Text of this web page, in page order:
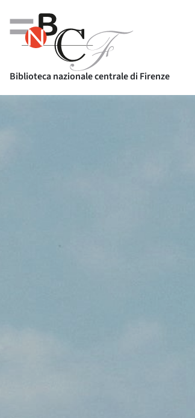
Biblioteca nazionale centrale di Firenze